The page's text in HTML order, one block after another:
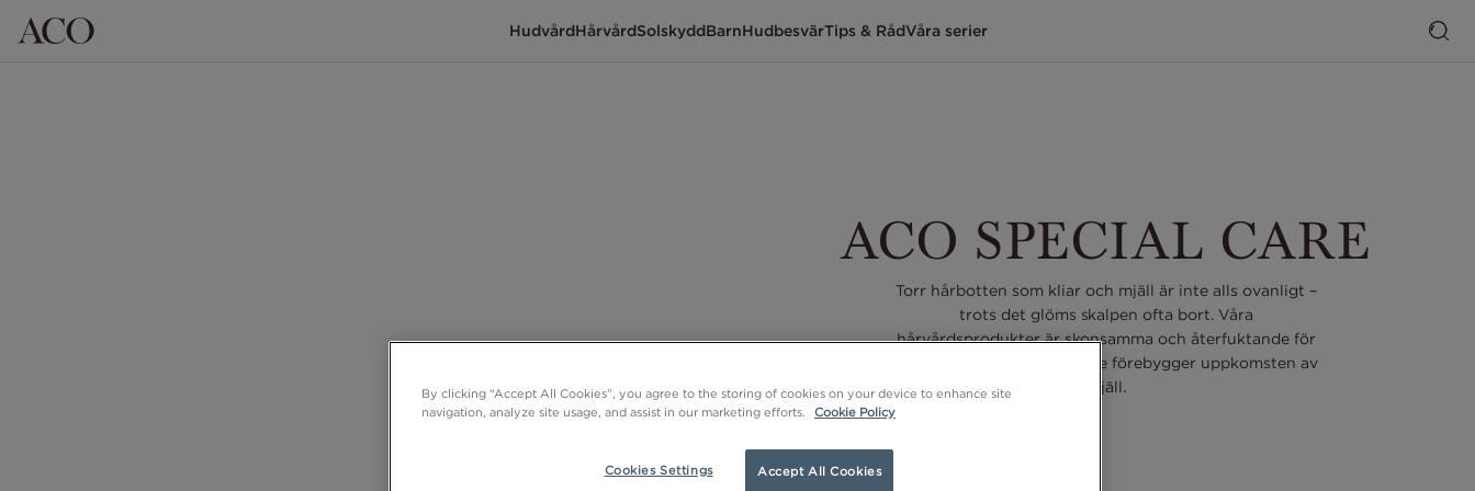
HudvårdHårvårdSolskyddBarnHudbesvärTips & RådVåra serier
ACO SPECIAL CARE
Torr hårbotten som kliar och mjäll är inte alls ovanligt –
trots det glöms skalpen ofta bort. Våra
hårvårdsprodukter är skonsamma och återfuktande för
hårbotten samtidigt som de förebygger uppkomsten av
mjäll.
By clicking “Accept All Cookies”, you agree to the storing of cookies on your device to enhance site
navigation, analyze site usage, and assist in our marketing efforts.
Cookie Policy
Cookies Settings Accept All Cookies